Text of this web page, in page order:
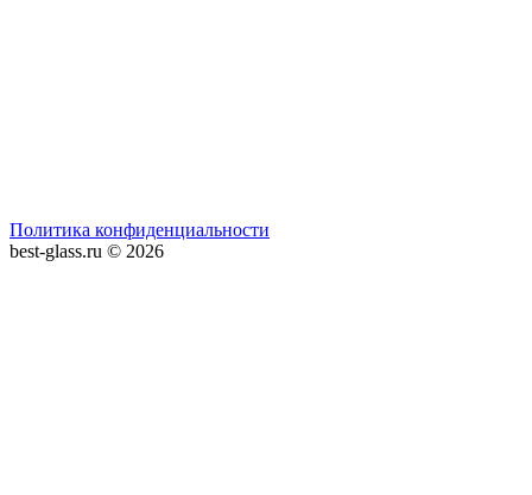
Политика конфиденциальности
best-glass.ru © 2026